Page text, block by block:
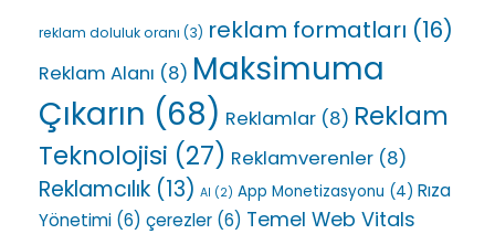
reklam doluluk oranı (3) reklam formatları (16)
Reklam Alanı (8) Maksimuma
Çıkarın (68) Reklamlar (8) Reklam
Teknolojisi (27) Reklamverenler (8)
Reklamcılık (13) AI (2) App Monetizasyonu (4) Rıza
Yönetimi (6) çerezler (6) Temel Web Vitals